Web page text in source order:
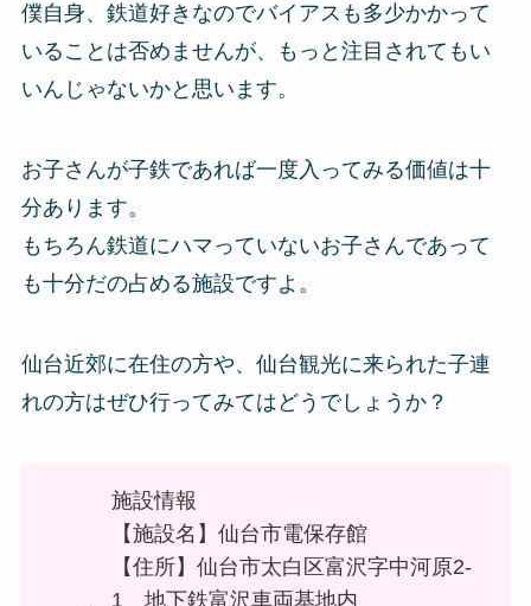
僕自身、鉄道好きなのでバイアスも多少かかって
いることは否めませんが、もっと注目されてもい
いんじゃないかと思います。
お子さんが子鉄であれば一度入ってみる価値は十
分あります。
もちろん鉄道にハマっていないお子さんであって
も十分だの占める施設ですよ。
仙台近郊に在住の方や、仙台観光に来られた子連
れの方はぜひ行ってみてはどうでしょうか？
施設情報
【施設名】仙台市電保存館
【住所】仙台市太白区富沢字中河原2-
1 地下鉄富沢車両基地内